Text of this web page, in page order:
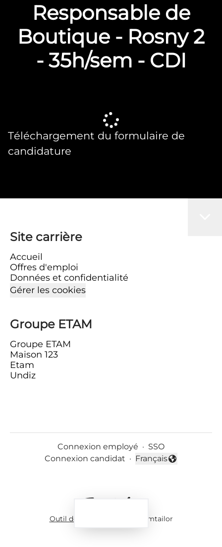
Responsable de
Boutique - Rosny 2
- 35h/sem - CDI
Téléchargement du formulaire de
candidature
Site carrière
Accueil
Offres d'emploi
Données et confidentialité
Gérer les cookies
Groupe ETAM
Groupe ETAM
Maison 123
Etam
Undiz
Connexion employé · SSO
Connexion candidat ·
Changer la langue
Français
Outil de recrutement de Teamtailor